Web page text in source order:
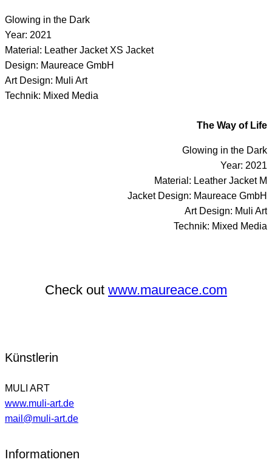
Glowing in the Dark
Year: 2021
Material: Leather Jacket XS Jacket
Design: Maureace GmbH
Art Design: Muli Art
Technik: Mixed Media
The Way of Life
Glowing in the Dark
Year: 2021
Material: Leather Jacket M
Jacket Design: Maureace GmbH
Art Design: Muli Art
Technik: Mixed Media
Check out www.maureace.com
Künstlerin
MULI ART
www.muli-art.de
mail@muli-art.de
Informationen